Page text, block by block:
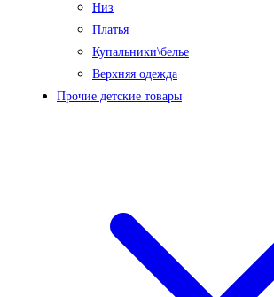
Низ
Платья
Купальники\белье
Верхняя одежда
Прочие детские товары